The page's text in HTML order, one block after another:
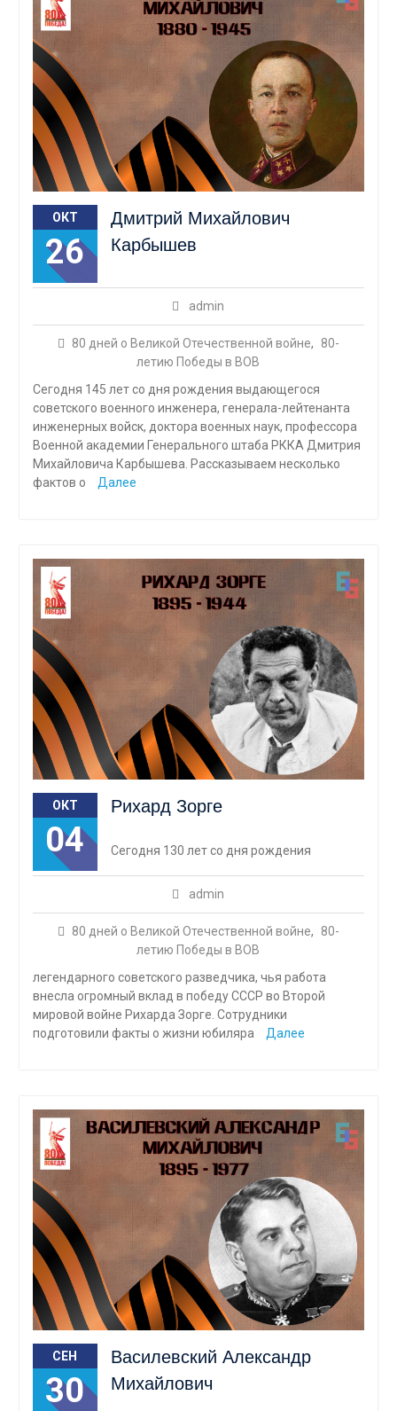
ОКТ
26
Дмитрий Михайлович
Карбышев
admin
80 дней о Великой Отечественной войне,
80-
летию Победы в ВОВ
Сегодня 145 лет со дня рождения выдающегося
советского военного инженера, генерала-лейтенанта
инженерных войск, доктора военных наук, профессора
Военной академии Генерального штаба РККА Дмитрия
Михайловича Карбышева. Рассказываем несколько
фактов о
Далее
ОКТ
04
Рихард Зорге
admin
80 дней о Великой Отечественной войне,
80-
летию Победы в ВОВ
Сегодня 130 лет со дня рождения
легендарного советского разведчика, чья работа
внесла огромный вклад в победу СССР во Второй
мировой войне Рихарда Зорге. Сотрудники
подготовили факты о жизни юбиляра
Далее
СЕН
30
Василевский Александр
Михайлович